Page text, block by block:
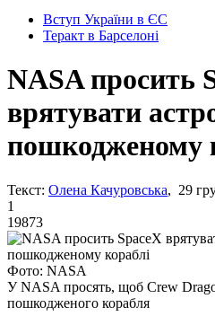
Вступ України в ЄС
Теракт в Барселоні
NASA просить
врятувати
пошкодженому
Текст: Олена Качуровська, 29
1
19873
Фото: NASA
У NASA просять, щоб Crew
пошкодженого корабля